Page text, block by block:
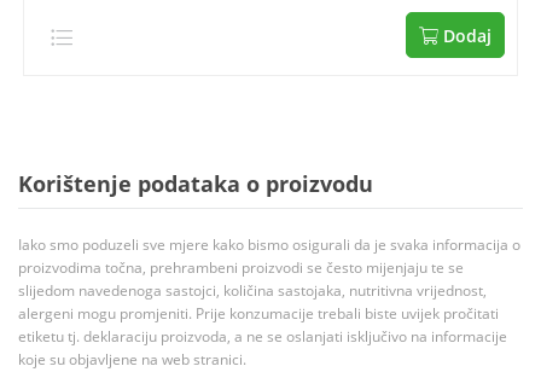
Dodaj
Korištenje podataka o proizvodu
Iako smo poduzeli sve mjere kako bismo osigurali da je svaka informacija o
proizvodima točna, prehrambeni proizvodi se često mijenjaju te se
slijedom navedenoga sastojci, količina sastojaka, nutritivna vrijednost,
alergeni mogu promjeniti. Prije konzumacije trebali biste uvijek pročitati
etiketu tj. deklaraciju proizvoda, a ne se oslanjati isključivo na informacije
koje su objavljene na web stranici.